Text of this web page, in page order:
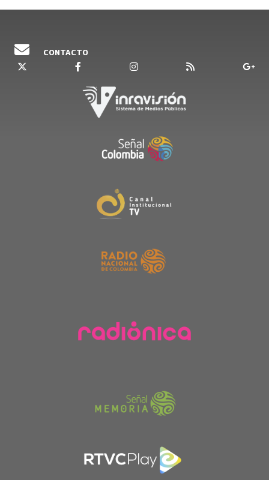
CONTACTO